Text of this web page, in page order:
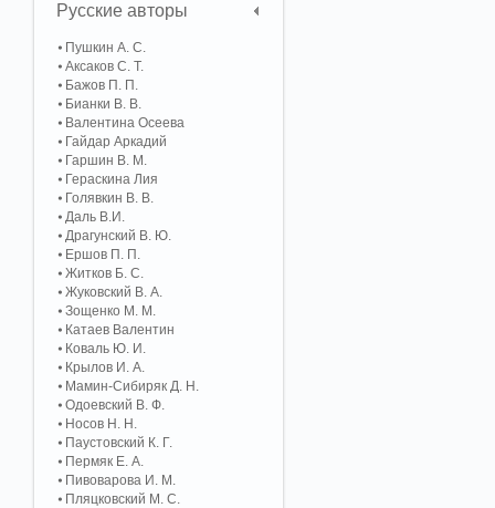
Русские авторы
Пушкин А. С.
Аксаков С. Т.
Бажов П. П.
Бианки В. В.
Валентина Осеева
Гайдар Аркадий
Гаршин В. М.
Гераскина Лия
Голявкин В. В.
Даль В.И.
Драгунский В. Ю.
Ершов П. П.
Житков Б. С.
Жуковский В. А.
Зощенко М. М.
Катаев Валентин
Коваль Ю. И.
Крылов И. А.
Мамин-Сибиряк Д. Н.
Одоевский В. Ф.
Носов Н. Н.
Паустовский К. Г.
Пермяк Е. А.
Пивоварова И. М.
Пляцковский М. С.